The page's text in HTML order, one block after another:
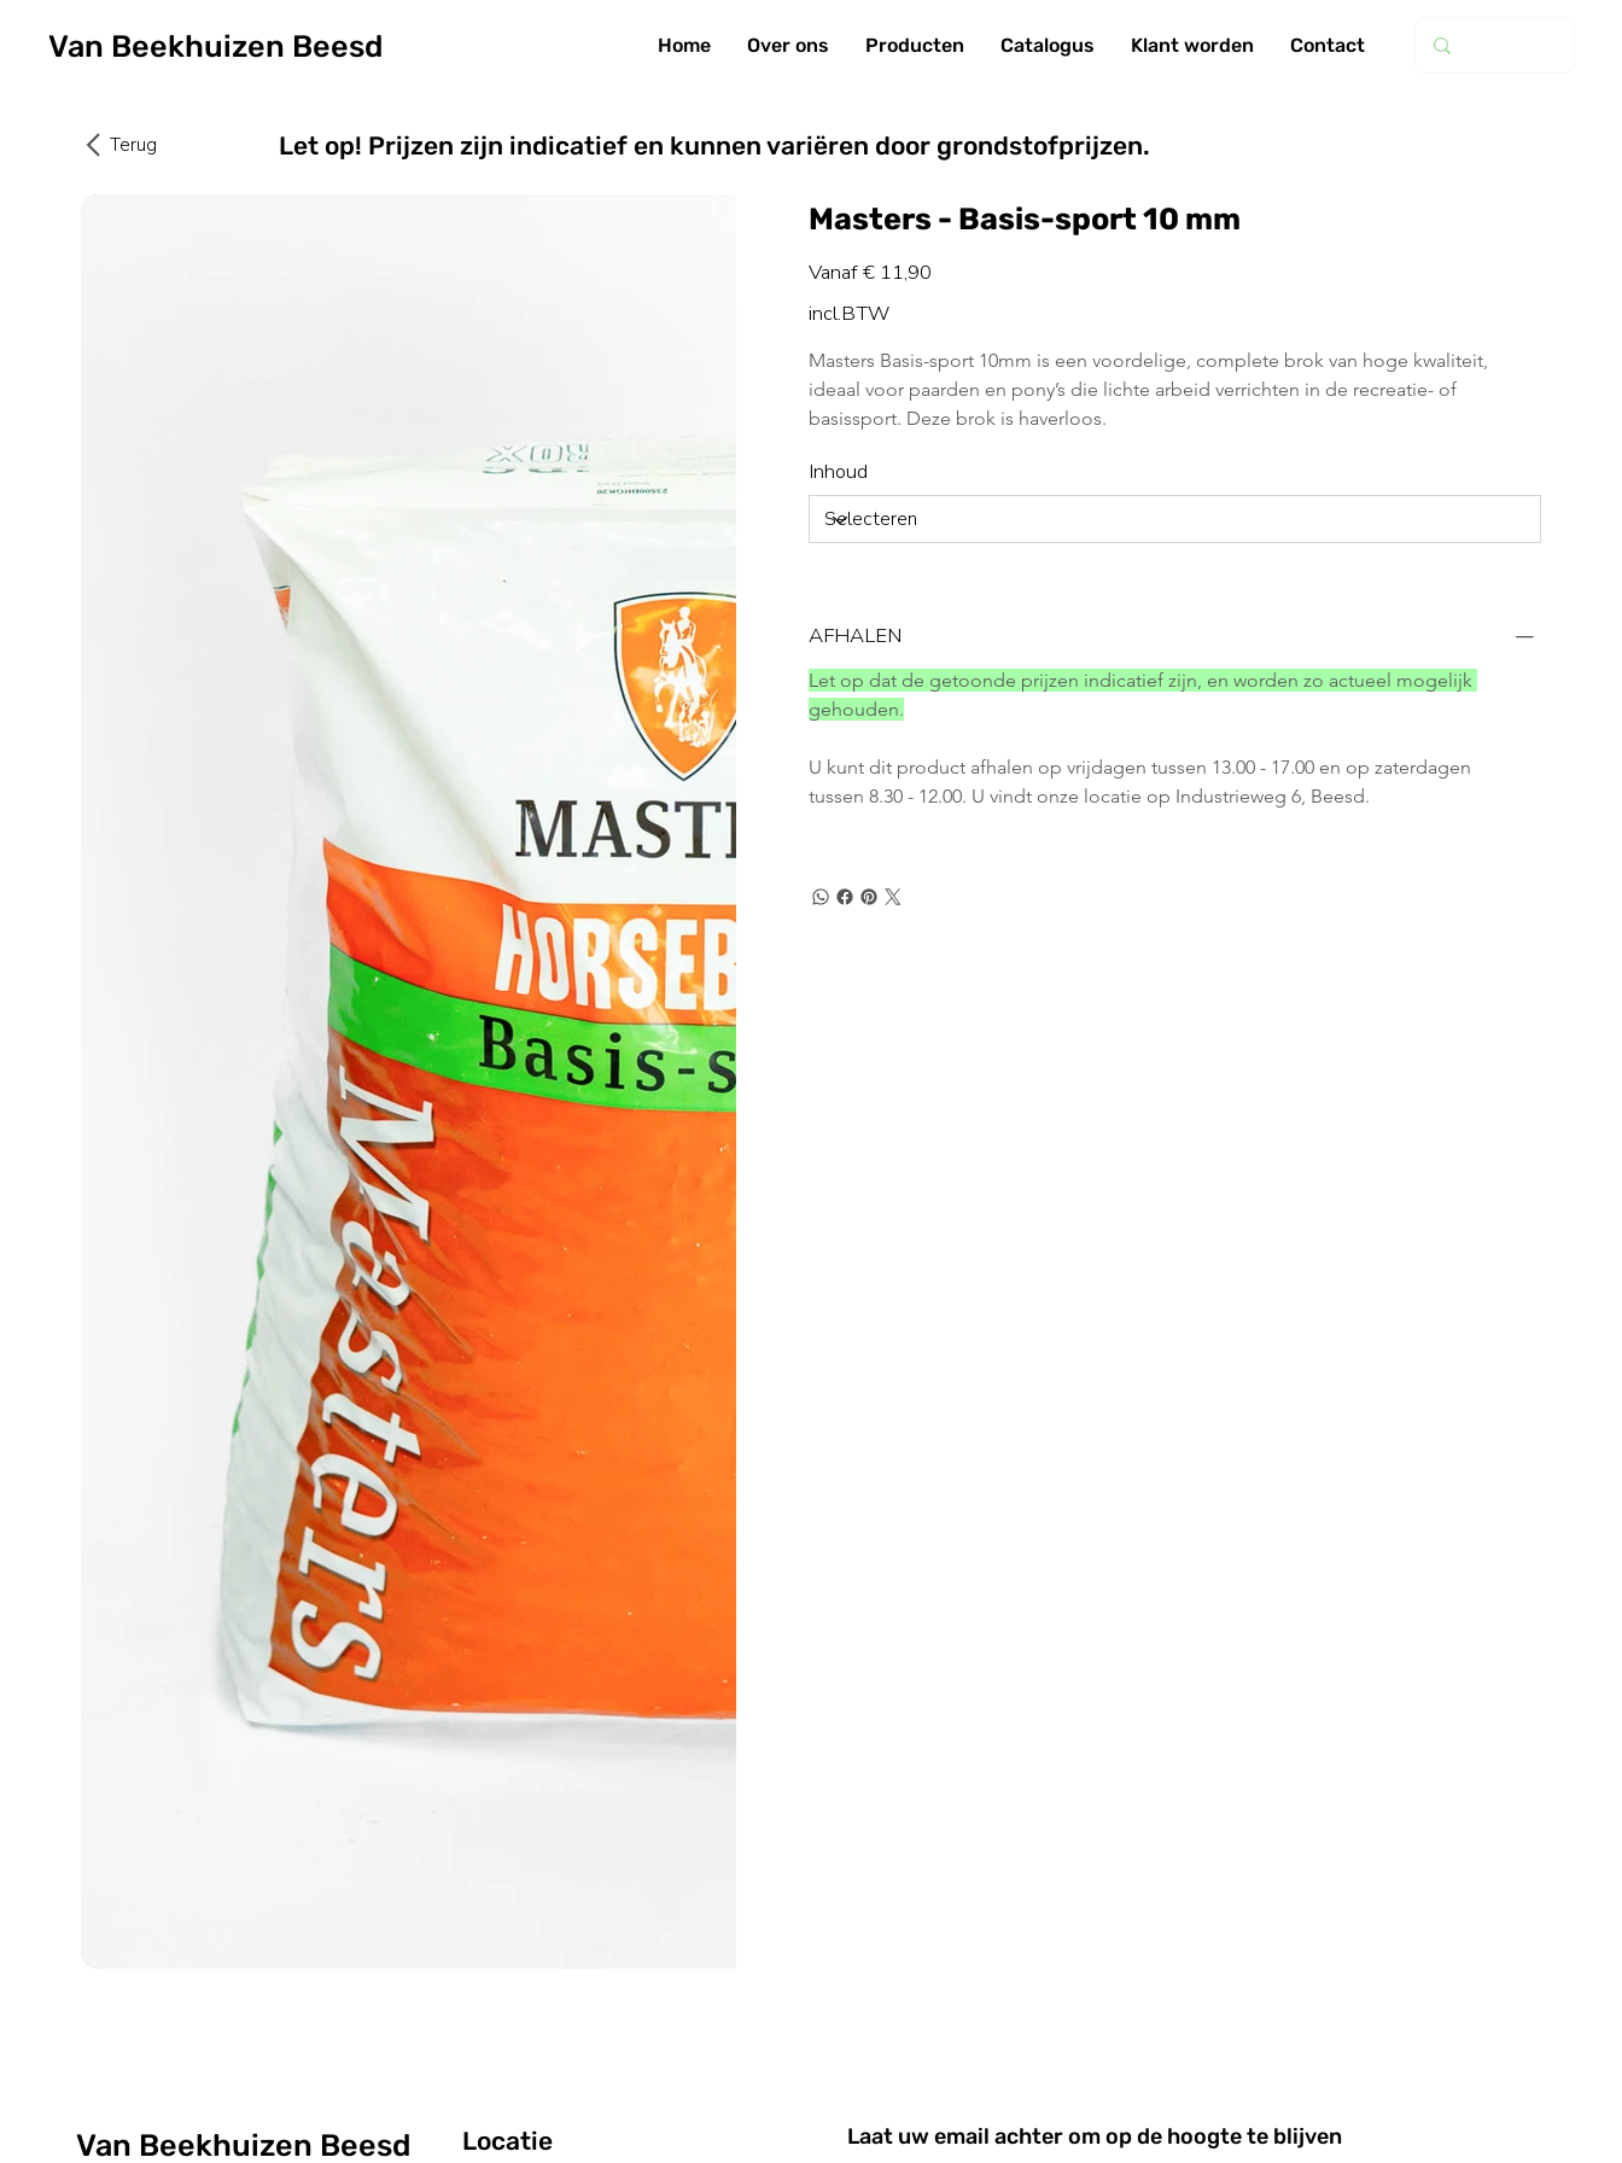
Van Beekhuizen Beesd Home Over ons Producten Catalogus Klant worden Contact
Terug Let op! Prijzen zijn indicatief en kunnen variëren door grondstofprijzen.
Masters - Basis-sport 10 mm
Vanaf Prijs
€ 11,90
incl.BTW
Masters Basis-sport 10mm is een voordelige, complete brok van hoge kwaliteit,
ideaal voor paarden en pony’s die lichte arbeid verrichten in de recreatie- of
basissport. Deze brok is haverloos.
Inhoud
AFHALEN
Let op dat de getoonde prijzen indicatief zijn, en worden zo actueel mogelijk
gehouden.
U kunt dit product afhalen op vrijdagen tussen 13.00 - 17.00 en op zaterdagen
tussen 8.30 - 12.00. U vindt onze locatie op Industrieweg 6, Beesd.
Van Beekhuizen Beesd Locatie
Laat uw email achter om op de hoogte te blijven